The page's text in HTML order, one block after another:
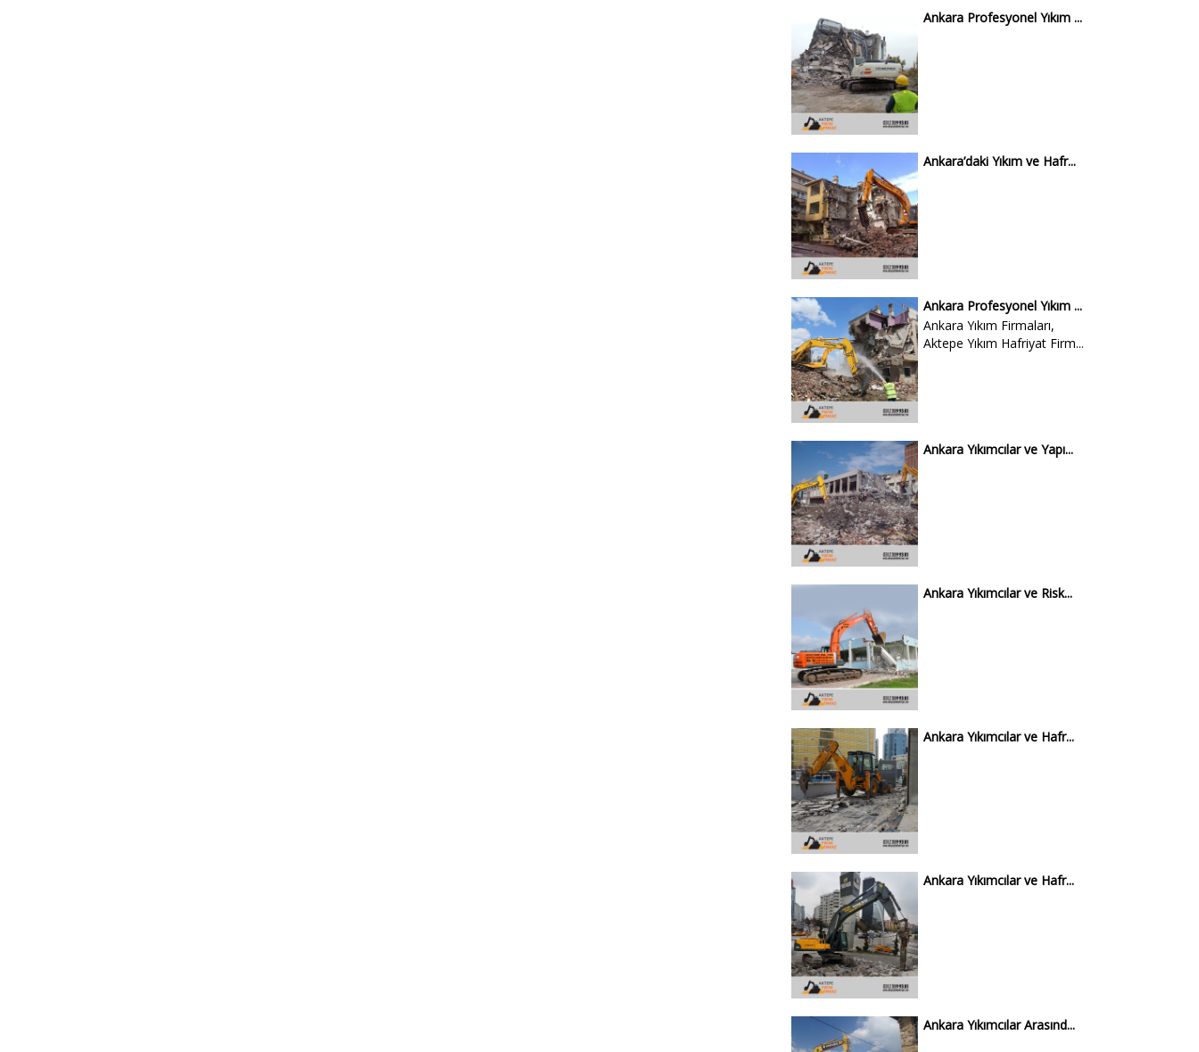
Ankara Profesyonel Yıkım ...
Ankara’daki Yıkım ve Hafr...
Ankara Profesyonel Yıkım ...
Ankara Yıkım Firmaları,
Aktepe Yıkım Hafriyat Firm...
Ankara Yıkımcılar ve Yapı...
Ankara Yıkımcılar ve Risk...
Ankara Yıkımcılar ve Hafr...
Ankara Yıkımcılar ve Hafr...
Ankara Yıkımcılar Arasınd...